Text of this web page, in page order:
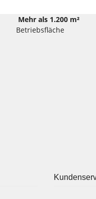
Mehr als 1.200 m²
Betriebsfläche